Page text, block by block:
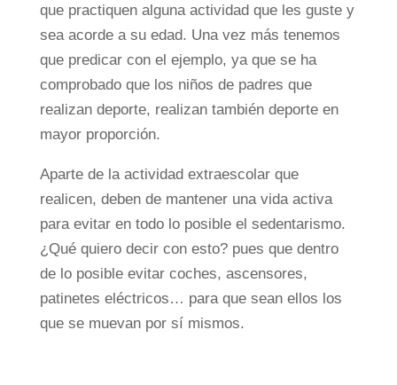
que practiquen alguna actividad que les guste y
sea acorde a su edad. Una vez más tenemos
que predicar con el ejemplo, ya que se ha
comprobado que los niños de padres que
realizan deporte, realizan también deporte en
mayor proporción.
Aparte de la actividad extraescolar que
realicen, deben de mantener una vida activa
para evitar en todo lo posible el sedentarismo.
¿Qué quiero decir con esto? pues que dentro
de lo posible evitar coches, ascensores,
patinetes eléctricos… para que sean ellos los
que se muevan por sí mismos.